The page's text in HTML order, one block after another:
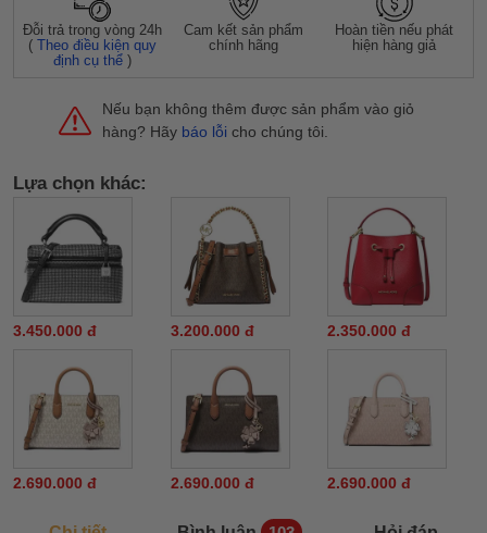
Đỗi trả trong vòng 24h
(Theo điều kiện quy
định cụ thể )
Cam kết sản phẩm
chính hãng
Hoàn tiền nếu phát
hiện hàng giả
Nếu bạn không thêm được sản phẩm vào giỏ
hàng? Hãy báo lỗi cho chúng tôi.
Lựa chọn khác:
3.450.000 đ 3.200.000 đ 2.350.000 đ
2.690.000 đ 2.690.000 đ 2.690.000 đ